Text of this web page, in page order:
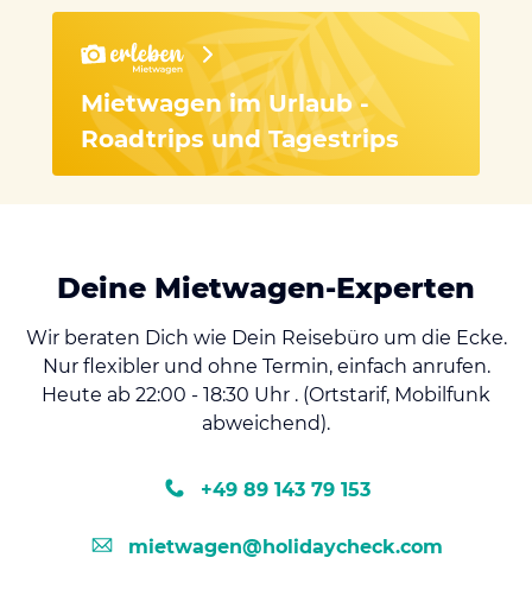
Mietwagen im Urlaub -
Roadtrips und Tagestrips
Deine Mietwagen-Experten
Wir beraten Dich wie Dein Reisebüro um die Ecke.
Nur flexibler und ohne Termin, einfach anrufen.
Heute ab 22:00 - 18:30 Uhr . (Ortstarif, Mobilfunk
abweichend).
+49 89 143 79 153
mietwagen@holidaycheck.com